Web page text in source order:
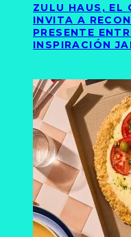
ZULU HAUS, EL
INVITA A
PRESENTE
INSPIRACIÓN